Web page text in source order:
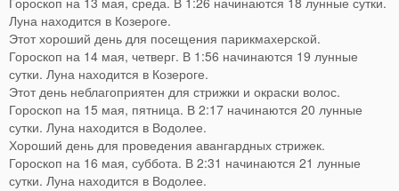
Луна находится в Козероге.
Этот хороший день для посещения парикмахерской.
Гороскоп на 14 мая, четверг. В 1:56 начинаются 19 лунные
сутки. Луна находится в Козероге.
Этот день неблагоприятен для стрижки и окраски волос.
Гороскоп на 15 мая, пятница. В 2:17 начинаются 20 лунные
сутки. Луна находится в Водолее.
Хороший день для проведения авангардных стрижек.
Гороскоп на 16 мая, суббота. В 2:31 начинаются 21 лунные
сутки. Луна находится в Водолее.